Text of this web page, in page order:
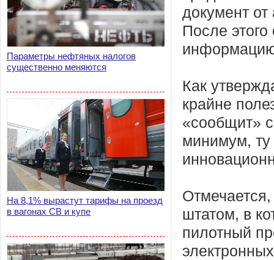
Параметры нефтяных налогов
существенно меняются
На 8,1% вырастут тарифы на проезд
в вагонах СВ и купе
документ от
После
Как
крайне
«сообщит»
минимум, ту
штатом, в
пилотный